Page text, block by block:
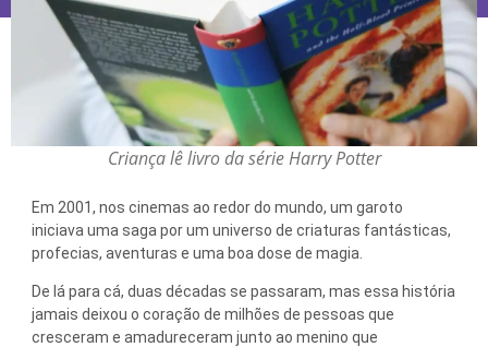
Criança lê livro da série Harry Potter
Em 2001, nos cinemas ao redor do mundo, um garoto
iniciava uma saga por um universo de criaturas fantásticas,
profecias, aventuras e uma boa dose de magia.
De lá para cá, duas décadas se passaram, mas essa história
jamais deixou o coração de milhões de pessoas que
cresceram e amadureceram junto ao menino que